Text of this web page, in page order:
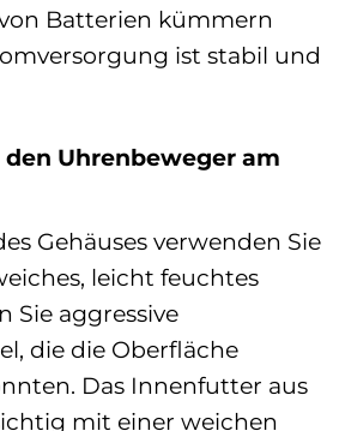
Batterien kümmern
ist stabil und
Uhrenbeweger am
Gehäuses verwenden Sie
leicht feuchtes
Sie aggressive
die die Oberfläche
Das Innenfutter aus
mit einer weichen